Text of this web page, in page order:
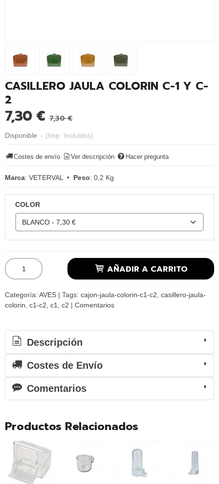
CASILLERO JAULA COLORIN C-1 Y C-
2
7,30 € 7,30 €
Disponible - (Imp. Incluidos)
Costes de envío Ver descripción Hacer pregunta
Marca: VETERVAL• Peso: 0,2 Kg
COLOR
AÑADIR A CARRITO
Categoría: AVES | Tags: cajon-jaula-colorin-c1-c2 casillero-jaula-
colorin c1-c2 c1 c2 | Comentarios
Descripción
Costes de Envío
Comentarios
Productos Relacionados